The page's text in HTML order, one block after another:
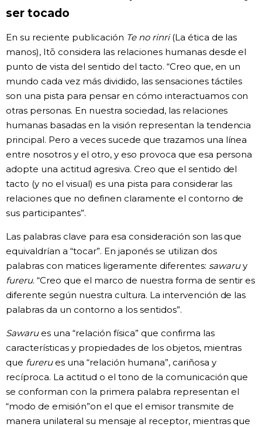
ser tocado
En su reciente publicación Te no rinri(La ética de las
manos), Itō considera las relaciones humanas desde el
punto de vista del sentido del tacto. “Creo que, en un
mundo cada vez más dividido, las sensaciones táctiles
son una pista para pensar en cómo interactuamos con
otras personas. En nuestra sociedad, las relaciones
humanas basadas en la visión representan la tendencia
principal. Pero a veces sucede que trazamos una línea
entre nosotros y el otro, y eso provoca que esa persona
adopte una actitud agresiva. Creo que el sentido del
tacto (y no el visual) es una pista para considerar las
relaciones que no definen claramente el contorno de
sus participantes”.
Las palabras clave para esa consideración son las que
equivaldrían a “tocar”. En japonés se utilizan dos
palabras con matices ligeramente diferentes: sawaruy
fureru. “Creo que el marco de nuestra forma de sentir es
diferente según nuestra cultura. La intervención de las
palabras da un contorno a los sentidos”.
Sawarues una “relación física” que confirma las
características y propiedades de los objetos, mientras
que furerues una “relación humana”, cariñosa y
recíproca. La actitud o el tono de la comunicación que
se conforman con la primera palabra representan el
“modo de emisión”on el que el emisor transmite de
manera unilateral su mensaje al receptor, mientras que